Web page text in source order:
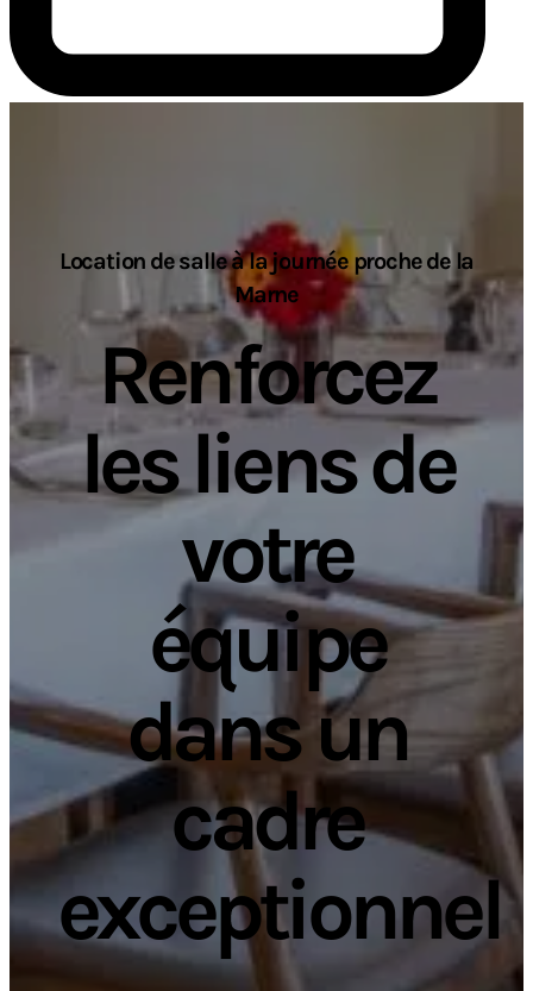
Location de salle à la journée proche de la
Marne
Renforcez
les liens de
votre
équipe
dans un
cadre
exceptionnel